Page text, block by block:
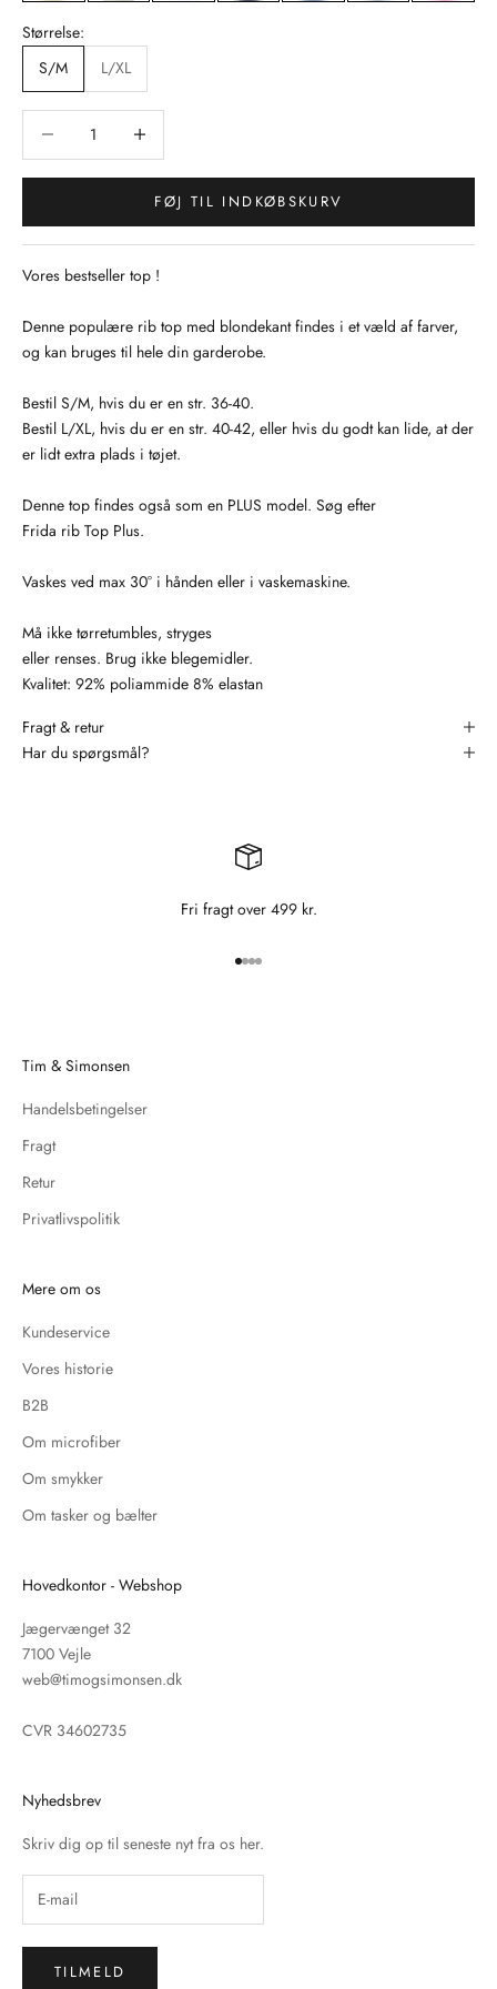
Størrelse:
S/M
L/XL
FØJ TIL INDKØBSKURV
Vores bestseller top !
Denne populære rib top med blondekant findes i et væld af farver,
og kan bruges til hele din garderobe.
Bestil S/M, hvis du er en str. 36-40.
Bestil L/XL, hvis du er en str. 40-42, eller hvis du godt kan lide, at der
er lidt extra plads i tøjet.
Denne top findes også som en PLUS model. Søg efter
Frida rib Top Plus.
Vaskes ved max 30° i hånden eller i vaskemaskine.
Må ikke tørretumbles, stryges
eller renses. Brug ikke blegemidler.
Kvalitet: 92% poliammide 8% elastan
Fragt & retur
Har du spørgsmål?
Fri fragt over 499 kr.
Gå til element 1
Gå til element 2
Gå til element 3
Gå til element 4
Tim & Simonsen
Handelsbetingelser
Fragt
Retur
Privatlivspolitik
Mere om os
Kundeservice
Vores historie
B2B
Om microfiber
Om smykker
Om tasker og bælter
Hovedkontor - Webshop
Jægervænget 32
7100 Vejle
web@timogsimonsen.dk
CVR 34602735
Nyhedsbrev
Skriv dig op til seneste nyt fra os her.
TILMELD